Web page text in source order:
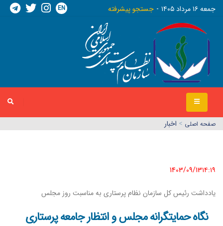
جمعه ١٦ مرداد ١٤٠٥ جستجو پیشرفته EN
صفحه اصلي > اخبار
1403/09/13١٤:١٩
یادداشت رئیس کل سازمان نظام پرستاری به مناسبت روز مجلس
نگاه حمایتگرانه مجلس و انتظار جامعه پرستاری